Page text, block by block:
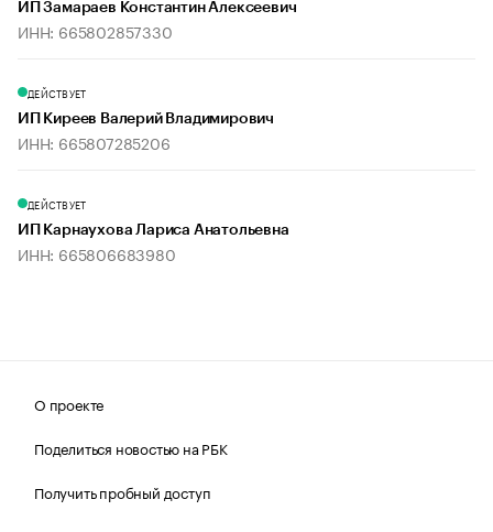
ИП Замараев Константин Алексеевич
ИНН: 665802857330
ДЕЙСТВУЕТ
ИП Киреев Валерий Владимирович
ИНН: 665807285206
ДЕЙСТВУЕТ
ИП Карнаухова Лариса Анатольевна
ИНН: 665806683980
О проекте
Поделиться новостью на РБК
Получить пробный доступ